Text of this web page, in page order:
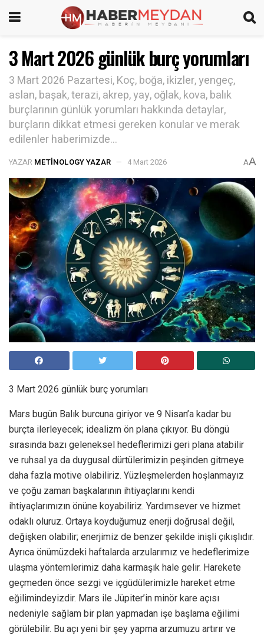
3 Mart 2026 günlük burç yorumları
3 Mart 2026 Pazartesi, Koç, boğa, ikizler, yengeç,
aslan, başak, terazi, akrep, yay, oğlak, kova, balık
burçlarının günlük yorumları hakkında detaylar,
burçların dikkat etmesi gereken konular ve merak
edilenler haberimizde...
YAZAR METINOLOGY YAZAR 4 Mart 2026 AA
3 Mart 2026 günlük burç yorumları
Mars bugün Balık burcuna giriyor ve 9 Nisan’a kadar bu
burçta ilerleyecek; idealizm ön plana çıkıyor. Bu döngü
sırasında bazı geleneksel hedeflerimizi geri plana atabilir
ve ruhsal ya da duygusal dürtülerimizin peşinden gitmeye
daha fazla motive olabiliriz. Yüzleşmelerden hoşlanmayız
ve çoğu zaman başkalarının ihtiyaçlarını kendi
ihtiyaçlarımızın önüne koyabiliriz. Yardımsever ve hizmet
odaklı oluruz. Ortaya koyduğumuz enerji doğrusal değil,
değişken olabilir; enerjimiz de benzer şekilde inişli çıkışlıdır.
Ayrıca önümüzdeki haftalarda arzularımız ve hedeflerimize
ulaşma yöntemlerimiz daha karmaşık hale gelir. Harekete
geçmeden önce sezgi ve içgüdülerimizle hareket etme
eğilimindeyizdir. Mars ile Jüpiter’in minör kare açısı
nedeniyle sağlam bir plan yapmadan işe başlama eğilimi
görülebilir. Bu açı yeni bir şey yapma arzumuzu artırır ve